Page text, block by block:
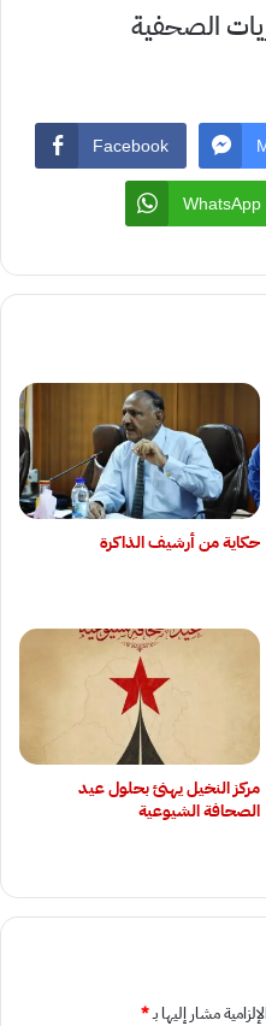
الصحفية
Facebook
WhatsApp
حكاية من أرشيف الذاكرة
مركز النخيل يهنئ بحلول عيد
الصحافة الشيوعية
مشار إليها بـ*